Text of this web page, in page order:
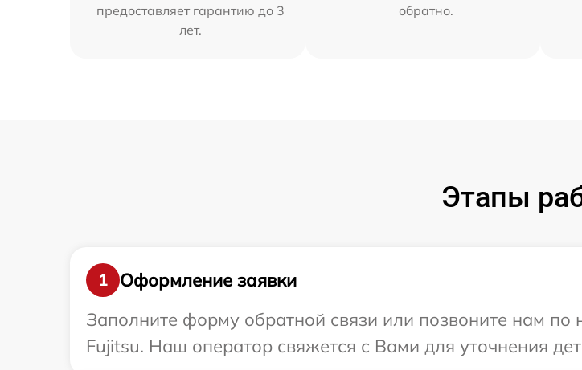
предоставляет гарантию до 3
лет.
обратно.
Этапы
1
Оформление заявки
Заполните форму обратной связи или позвоните нам по
Fujitsu. Наш оператор свяжется с Вами для уточнения